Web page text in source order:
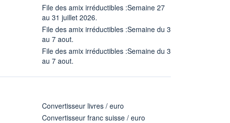
File des amix irréductibles :Semaine 27
au 31 juillet 2026.
File des amix irréductibles :Semaine du 3
au 7 aout.
File des amix irréductibles :Semaine du 3
au 7 aout.
Convertisseur livres / euro
Convertisseur franc suisse / euro